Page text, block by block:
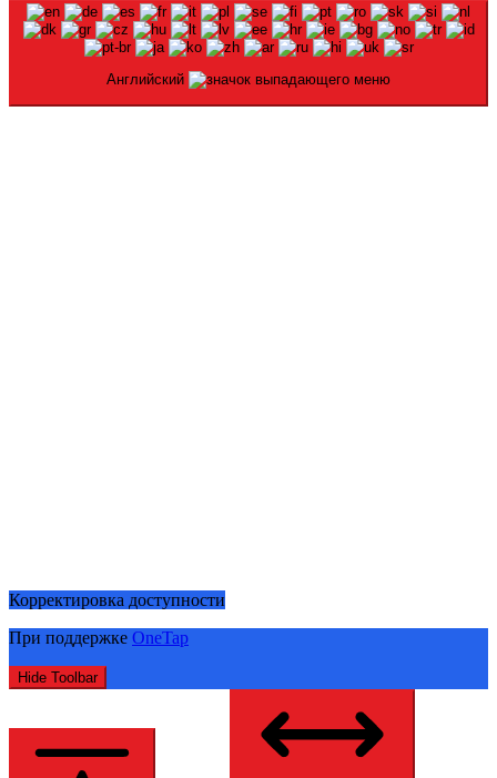
Английский
Корректировка доступности
При поддержке OneTap
Hide Toolbar